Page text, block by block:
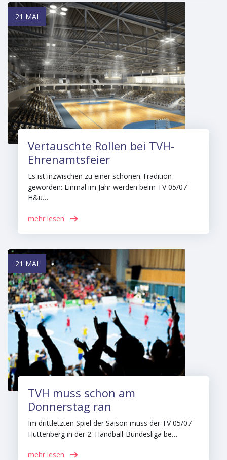
21 MAI
Vertauschte Rollen bei TVH-
Ehrenamtsfeier
Es ist inzwischen zu einer schönen Tradition
geworden: Einmal im Jahr werden beim TV 05/07
H&u…
mehr lesen
21 MAI
TVH muss schon am
Donnerstag ran
Im drittletzten Spiel der Saison muss der TV 05/07
Hüttenberg in der 2. Handball-Bundesliga be…
mehr lesen